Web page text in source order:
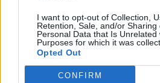
I want to opt-out of Collection,
Retention, Sale, and/or Sharing
Personal Data that Is Unrelated
Purposes for which it was
Opted Out
CONFIRM